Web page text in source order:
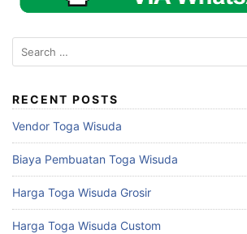
Search
for:
RECENT POSTS
Vendor Toga Wisuda
Biaya Pembuatan Toga Wisuda
Harga Toga Wisuda Grosir
Harga Toga Wisuda Custom